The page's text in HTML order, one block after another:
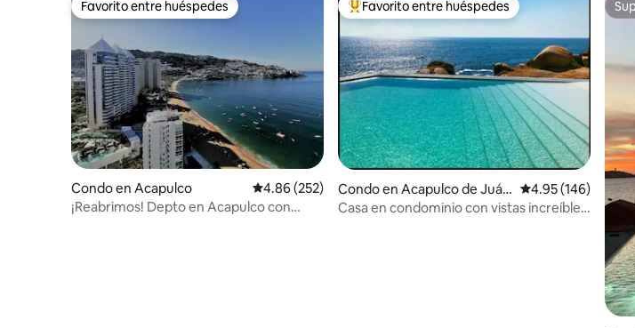
Favorito entre huéspedes
Favorito entre huéspedes
Condo en Acapulco Calificación promedio: 4.86 de 5, 252 reseñas
4.86 (252)
¡Reabrimos! Depto en Acapulco con
Favorito entre huéspedes preferido
Favorito entre huéspedes
Condo en Acapulco de Juár
ez
Calificación
4.95 (146)
Casa en condominio con vistas increíbles